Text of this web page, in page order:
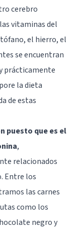
cerebro
vitaminas del
el hierro, el
se encuentran
prácticamente
la dieta
de estas
puesto que es el
,
relacionados
Entre los
las carnes
como los
negro y